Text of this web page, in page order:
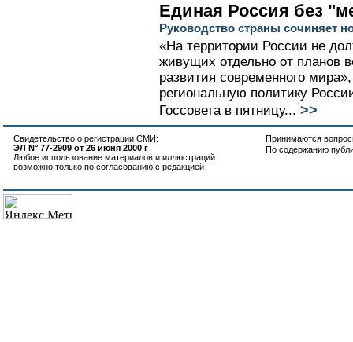
Единая Россия без
Руководство страны сочиняет
«На территории России не
живущих отдельно от планов
развития современного
региональную политику
Госсовета в пятницу... >>
Свидетельство о регистрации СМИ:
ЭЛ N° 77-2909 от 26 июня 2000 г
Любое использование материалов и иллюстраций
возможно только по согласованию с редакцией
Принимаются
По содержанию